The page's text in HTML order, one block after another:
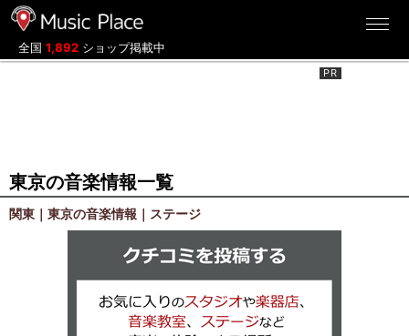
全国 1,892 ショップ掲載中
東京の音楽情報一覧
関東｜東京の音楽情報｜ステージ